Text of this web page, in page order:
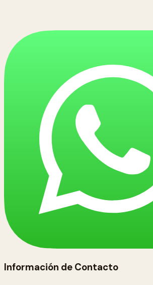
Información de Contacto